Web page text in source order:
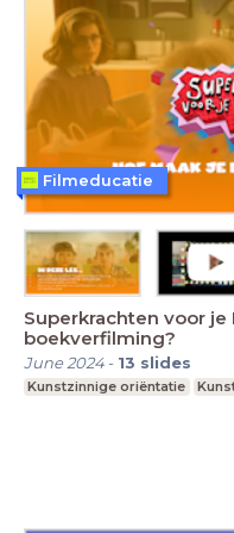
Superkrachten voor je
boekverfilming?
June 2024- 13 slides
Kunstzinnige oriëntatie
Filmeducatie